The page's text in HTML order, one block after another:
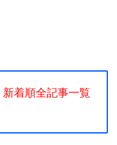
新着順全記事一覧